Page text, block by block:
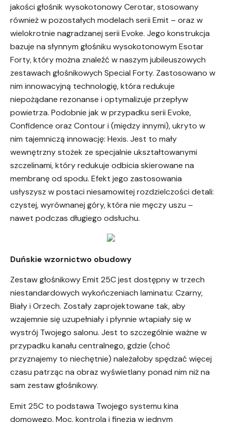
jakości głośnik wysokotonowy Cerotar, stosowany
również w pozostałych modelach serii Emit – oraz w
wielokrotnie nagradzanej serii Evoke. Jego konstrukcja
bazuje na słynnym głośniku wysokotonowym Esotar
Forty, który można znaleźć w naszym jubileuszowych
zestawach głośnikowych Special Forty. Zastosowano w
nim innowacyjną technologię, która redukuje
niepożądane rezonanse i optymalizuje przepływ
powietrza. Podobnie jak w przypadku serii Evoke,
Confidence oraz Contour i (między innymi), ukryto w
nim tajemniczą innowację: Hexis. Jest to mały
wewnętrzny stożek ze specjalnie ukształtowanymi
szczelinami, który redukuje odbicia skierowane na
membranę od spodu. Efekt jego zastosowania
usłyszysz w postaci niesamowitej rozdzielczości detali:
czystej, wyrównanej góry, która nie męczy uszu –
nawet podczas długiego odsłuchu.
Duńskie wzornictwo obudowy
Zestaw głośnikowy Emit 25C jest dostępny w trzech
niestandardowych wykończeniach laminatu: Czarny,
Biały i Orzech. Zostały zaprojektowane tak, aby
wzajemnie się uzupełniały i płynnie wtapiały się w
wystrój Twojego salonu. Jest to szczególnie ważne w
przypadku kanału centralnego, gdzie (choć
przyznajemy to niechętnie) należałoby spędzać więcej
czasu patrząc na obraz wyświetlany ponad nim niż na
sam zestaw głośnikowy.
Emit 25C to podstawa Twojego systemu kina
domowego. Moc, kontrola i finezja w jednym